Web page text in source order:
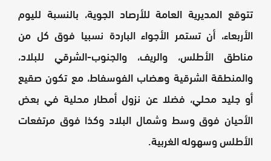
تتوقع المديرية العامة للأرصاد الجوية، بالنسبة لليوم
الأربعاء، أن تستمر الأجواء الباردة نسبيا فوق كل من
مناطق الأطلس، والريف، والجنوب-الشرقي للبلاد،
والمنطقة الشرقية وهضاب الفوسفاط، مع تكون صقيع
أو جليد محلي، فضلا عن نزول أمطار محلية في بعض
الأحيان فوق وسط وشمال البلاد وكذا فوق مرتفعات
الأطلس وسهوله الغربية.